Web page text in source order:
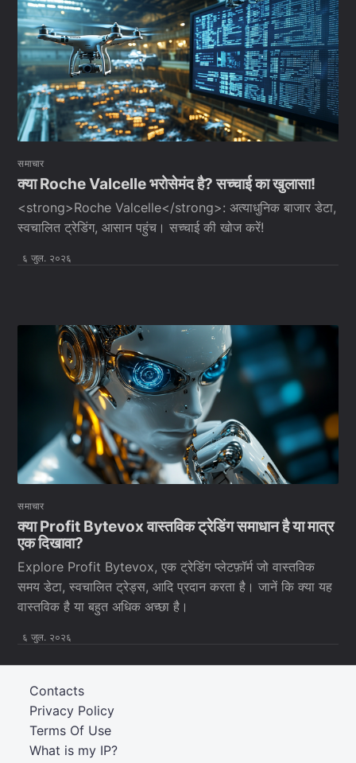
समाचार
क्या Roche Valcelle भरोसेमंद है? सच्चाई का खुलासा!
<strong>Roche Valcelle</strong>: अत्याधुनिक बाजार डेटा,
स्वचालित ट्रेडिंग, आसान पहुंच। सच्चाई की खोज करें!
६ जुल. २०२६
समाचार
क्या Profit Bytevox वास्तविक ट्रेडिंग समाधान है या मात्र
एक दिखावा?
Explore Profit Bytevox, एक ट्रेडिंग प्लेटफ़ॉर्म जो वास्तविक
समय डेटा, स्वचालित ट्रेड्स, आदि प्रदान करता है। जानें कि क्या यह
वास्तविक है या बहुत अधिक अच्छा है।
६ जुल. २०२६
What is my IP?
Terms Of Use
Privacy Policy
Contacts